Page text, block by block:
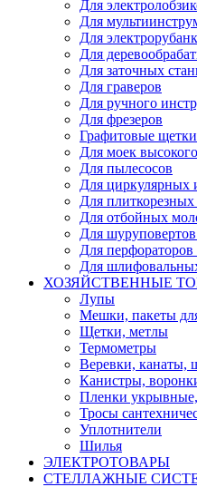
Для
Для
Для
Для
Для заточных
Для граверов
Для ручного
Для фрезеров
Графитовые щетки
Для моек
Для пылесосов
Для циркулярных
Для
Для отбойных
Для
Для
Для
ХОЗЯЙСТВЕННЫЕ
Лупы
Мешки, пакеты
Щетки, метлы
Термометры
Веревки, канаты,
Канистры,
Пленки укрывные,
Тросы
Уплотнители
Шилья
ЭЛЕКТРОТОВАРЫ
СТЕЛЛАЖНЫЕ